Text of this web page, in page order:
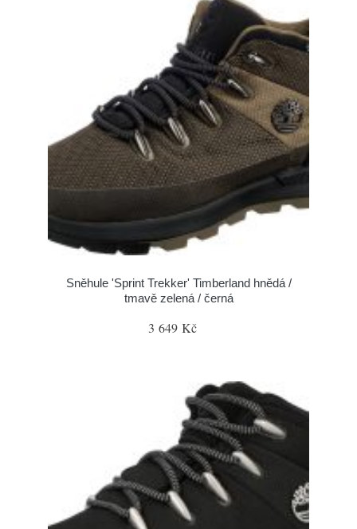
Sněhule 'Sprint Trekker' Timberland hnědá /
tmavě zelená / černá
3 649 Kč